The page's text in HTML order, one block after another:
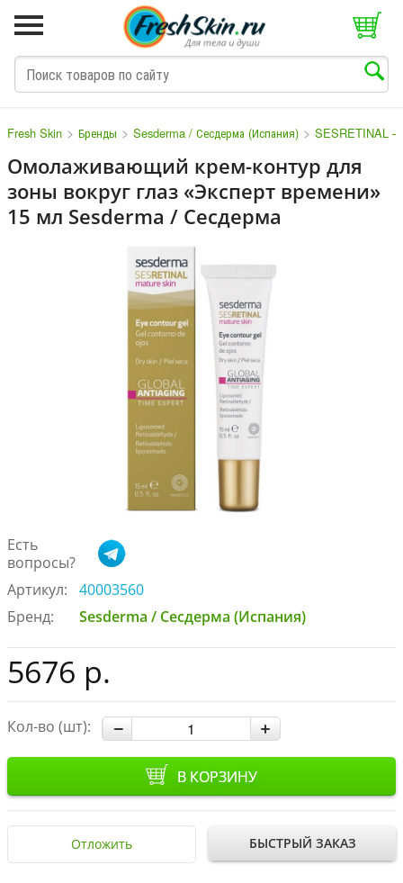
Fresh Skin > Бренды > Sesderma / Сесдерма (Испания) > SESRETINAL –
Омолаживающий крем-контур для
зоны вокруг глаз «Эксперт времени»
15 мл Sesderma / Сесдерма
Есть
вопросы?
Артикул:
40003560
Бренд:
Sesderma / Сесдерма (Испания)
5676 р.
Кол-во (шт):
В КОРЗИНУ
Отложить БЫСТРЫЙ ЗАКАЗ
M N O P Q S T V W